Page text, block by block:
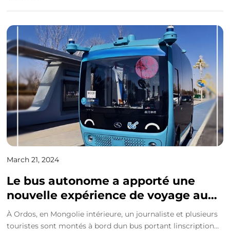
March 21, 2024
Le bus autonome a apporté une
nouvelle expérience de voyage aux
citoyens et aux touristes dOrdos
À Ordos, en Mongolie intérieure, un journaliste et plusieurs
touristes sont montés à bord dun bus portant linscription